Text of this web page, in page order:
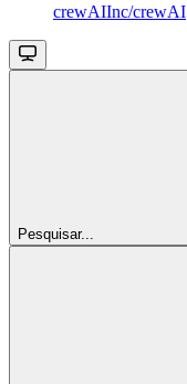
crewAIInc/crewAI
Pesquisar...